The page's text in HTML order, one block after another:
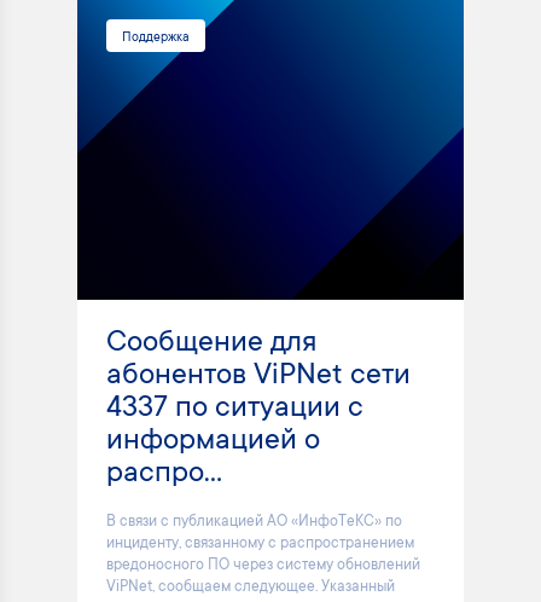
Поддержка
Сообщение для
абонентов ViPNet сети
4337 по ситуации с
информацией о
распро...
В связи с публикацией АО «ИнфоТеКС» по
инциденту, связанному с распространением
вредоносного ПО через систему обновлений
ViPNet, сообщаем следующее. Указанный